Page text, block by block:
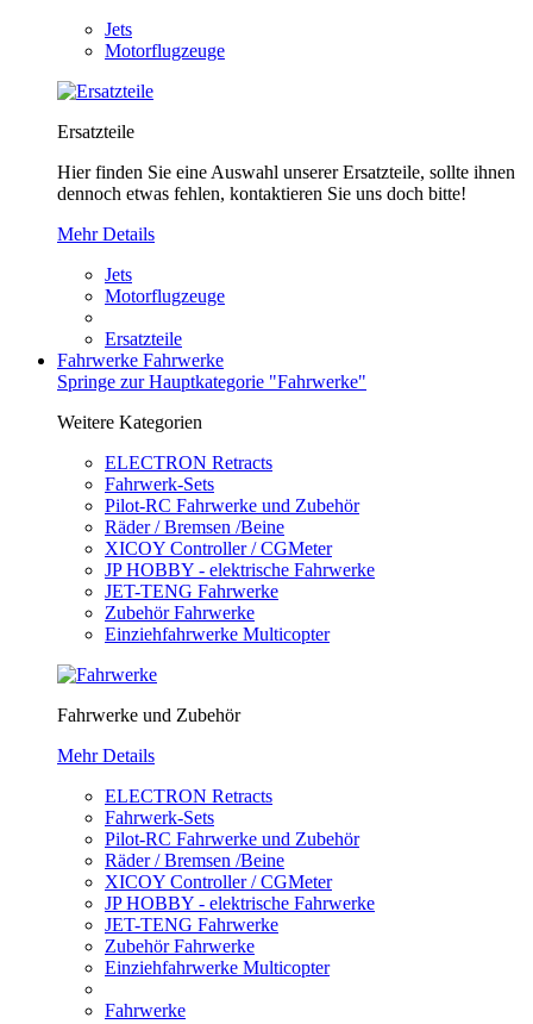
Jets
Motorflugzeuge
Ersatzteile
Hier finden Sie eine Auswahl unserer Ersatzteile, sollte ihnen
dennoch etwas fehlen, kontaktieren Sie uns doch bitte!
Mehr Details
Jets
Motorflugzeuge
Ersatzteile
Fahrwerke Fahrwerke
Springe zur Hauptkategorie "Fahrwerke"
Weitere Kategorien
ELECTRON Retracts
Fahrwerk-Sets
Pilot-RC Fahrwerke und Zubehör
Räder / Bremsen /Beine
XICOY Controller / CGMeter
JP HOBBY - elektrische Fahrwerke
JET-TENG Fahrwerke
Zubehör Fahrwerke
Einziehfahrwerke Multicopter
Fahrwerke und Zubehör
Mehr Details
ELECTRON Retracts
Fahrwerk-Sets
Pilot-RC Fahrwerke und Zubehör
Räder / Bremsen /Beine
XICOY Controller / CGMeter
JP HOBBY - elektrische Fahrwerke
JET-TENG Fahrwerke
Zubehör Fahrwerke
Einziehfahrwerke Multicopter
Fahrwerke